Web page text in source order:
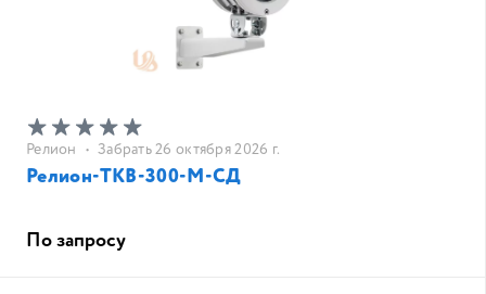
Релион • Забрать 26 октября 2026 г.
Релион-ТКВ-300-М-СД
По запросу